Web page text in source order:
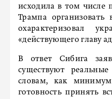
исходила в том числе
Трампа организовать
охарактеризовал
«действующего главу
В ответ Сибига
существуют
словам, как
готовность принять